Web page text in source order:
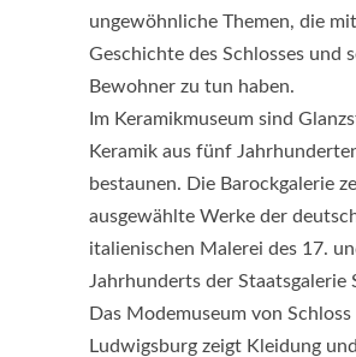
ungewöhnliche Themen, die
Geschichte des Schlosses und
Bewohner zu tun haben.
Im Keramikmuseum sind
Keramik aus fünf
bestaunen. Die Barockgalerie
ausgewählte Werke der
italienischen Malerei des 17.
Jahrhunderts der Staatsgalerie
Das Modemuseum von Schloss
Ludwigsburg zeigt Kleidung